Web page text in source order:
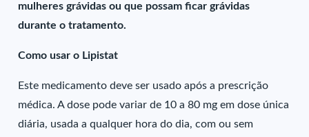
mulheres grávidas ou que possam ficar grávidas
durante o tratamento.
Como usar o Lipistat
Este medicamento deve ser usado após a prescrição
médica. A dose pode variar de 10 a 80 mg em dose única
diária, usada a qualquer hora do dia, com ou sem